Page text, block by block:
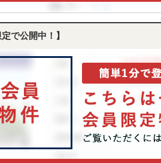
で公開中！】